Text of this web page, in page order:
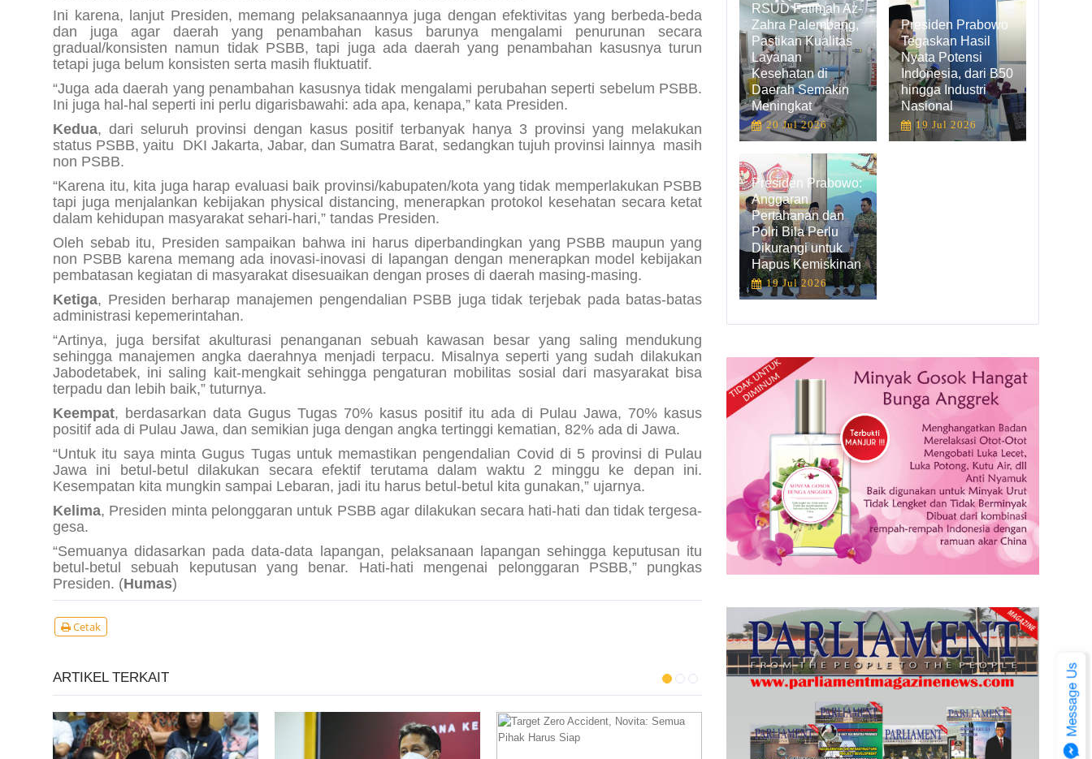
Ini karena, lanjut Presiden, memang pelaksanaannya juga dengan efektivitas yang berbeda-beda
dan juga agar daerah yang penambahan kasus barunya mengalami penurunan secara
gradual/konsisten namun tidak PSBB, tapi juga ada daerah yang penambahan kasusnya turun
tetapi juga belum konsisten serta masih fluktuatif.
“Juga ada daerah yang penambahan kasusnya tidak mengalami perubahan seperti sebelum PSBB.
Ini juga hal-hal seperti ini perlu digarisbawahi: ada apa, kenapa,” kata Presiden.
Kedua, dari seluruh provinsi dengan kasus positif terbanyak hanya 3 provinsi yang melakukan
status PSBB, yaitu DKI Jakarta, Jabar, dan Sumatra Barat, sedangkan tujuh provinsi lainnya masih
non PSBB.
“Karena itu, kita juga harap evaluasi baik provinsi/kabupaten/kota yang tidak memperlakukan PSBB
tapi juga menjalankan kebijakan physical distancing, menerapkan protokol kesehatan secara ketat
dalam kehidupan masyarakat sehari-hari,” tandas Presiden.
Oleh sebab itu, Presiden sampaikan bahwa ini harus diperbandingkan yang PSBB maupun yang
non PSBB karena memang ada inovasi-inovasi di lapangan dengan menerapkan model kebijakan
pembatasan kegiatan di masyarakat disesuaikan dengan proses di daerah masing-masing.
Ketiga, Presiden berharap manajemen pengendalian PSBB juga tidak terjebak pada batas-batas
administrasi kepemerintahan.
“Artinya, juga bersifat akulturasi penanganan sebuah kawasan besar yang saling mendukung
sehingga manajemen angka daerahnya menjadi terpacu. Misalnya seperti yang sudah dilakukan
Jabodetabek, ini saling kait-mengkait sehingga pengaturan mobilitas sosial dari masyarakat bisa
terpadu dan lebih baik,” tuturnya.
Keempat, berdasarkan data Gugus Tugas 70% kasus positif itu ada di Pulau Jawa, 70% kasus
positif ada di Pulau Jawa, dan semikian juga dengan angka tertinggi kematian, 82% ada di Jawa.
“Untuk itu saya minta Gugus Tugas untuk memastikan pengendalian Covid di 5 provinsi di Pulau
Jawa ini betul-betul dilakukan secara efektif terutama dalam waktu 2 minggu ke depan ini.
Kesempatan kita mungkin sampai Lebaran, jadi itu harus betul-betul kita gunakan,” ujarnya.
Kelima, Presiden minta pelonggaran untuk PSBB agar dilakukan secara hati-hati dan tidak tergesa-
gesa.
“Semuanya didasarkan pada data-data lapangan, pelaksanaan lapangan sehingga keputusan itu
betul-betul sebuah keputusan yang benar. Hati-hati mengenai pelonggaran PSBB,” pungkas
Presiden. (Humas)
Cetak
ARTIKEL TERKAIT
RSUD Fatimah Az-
Zahra Palembang,
Pastikan Kualitas
Layanan
Kesehatan di
Daerah Semakin
Meningkat
20 Jul 2026
Presiden Prabowo
Tegaskan Hasil
Nyata Potensi
Indonesia, dari B50
hingga Industri
Nasional
19 Jul 2026
Presiden Prabowo:
Anggaran
Pertahanan dan
Polri Bila Perlu
Dikurangi untuk
Hapus Kemiskinan
19 Jul 2026